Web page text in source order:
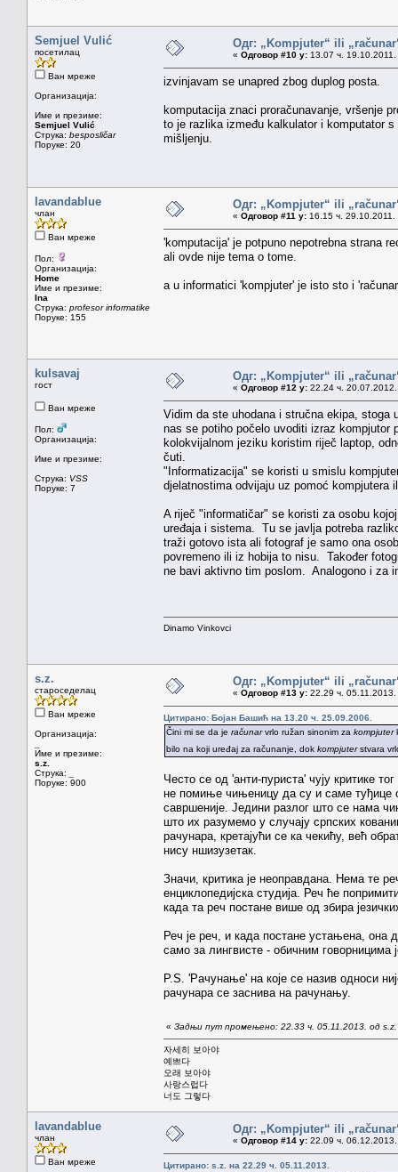
Semjuel Vulić
посетилац
Ван мреже
Организација:
Име и презиме:
Semjuel Vulić
Струка: besposličar
Поруке: 20
Одг: „Kompjuter“ ili
« Одговор #10 у: 13.07 ч. 19.10.2011.
izvinjavam se unapred zbog duplog posta.
komputacija znaci proračunavanje, vršenje
to je razlika između kalkulator i komputator
mišljenju.
lavandablue
члан
Ван мреже
Пол:
Организација:
Home
Име и презиме:
Ina
Струка: profesor informatike
Поруке: 155
Одг: „Kompjuter“ ili
« Одговор #11 у: 16.15 ч. 29.10.2011.
'komputacija' je potpuno nepotrebna strana
ali ovde nije tema o tome.
a u informatici 'kompjuter' je isto sto i
kulsavaj
гост
Ван мреже
Пол:
Организација:
Име и презиме:
Струка: VSS
Поруке: 7
Одг: „Kompjuter“ ili
« Одговор #12 у: 22.24 ч.
Vidim da ste uhodana i stručna ekipa, stoga
nas se potiho počelo uvoditi izraz
kolokvijalnom jeziku koristim riječ laptop,
čuti.
"Informatizacija" se koristi u smislu
djelatnostima odvijaju uz pomoć kompjutera
A riječ "informatičar" se koristi za osobu
uređaja i sistema. Tu se javlja potreba
traži gotovo ista ali fotograf je samo ona
povremeno ili iz hobija to nisu. Također
ne bavi aktivno tim poslom. Analogono i za
Dinamo Vinkovci
s.z.
староседелац
Ван мреже
Организација:
Име и презиме:
s.z.
Струка:
Поруке: 900
Одг: „Kompjuter“ ili
« Одговор #13 у: 22.29 ч. 05.11.2013.
Цитирано: Бојан Башић на 13.20 ч. 25.09.2006.
Čini mi se da je računarvrlo ružan sinonim za kompjuter
bilo na koji uređaj za računanje, dok kompjuterstvara
Често се од 'анти-пуриста' чују критике
не помиње чињеницу да су и саме туђице
савршеније. Једини разлог што се нама
што их разумемо у случају српских
рачунара, кретајући се ка чекићу, већ
нису ншизузетак.
Значи, критика је неоправдана. Нема те
енциклопедијска студија. Реч ће
када та реч постане више од збира
Реч је реч, и када постане устањена, она
само за лингвисте - обичним говорницима
P.S. 'Рачунање' на које се назив односи
рачунара се заснива на рачунању.
« Задњи пут промењено: 22.33 ч. 05.11.2013. од s.z.
자세히 보아야
예쁘다
오래 보아야
사랑스럽다
너도 그렇다
lavandablue
члан
Ван мреже
Одг: „Kompjuter“ ili
« Одговор #14 у: 22.09 ч.
Цитирано: s.z. на 22.29 ч. 05.11.2013.